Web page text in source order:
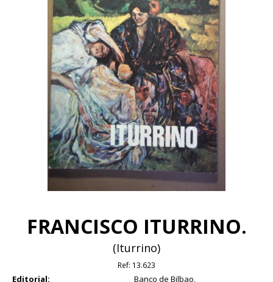
FRANCISCO ITURRINO.
(Iturrino)
Ref: 13.623
Editorial:
Banco de Bilbao,